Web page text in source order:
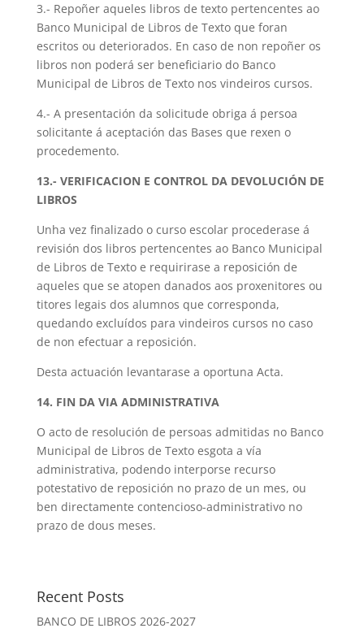
3.- Repoñer aqueles libros de texto pertencentes ao
Banco Municipal de Libros de Texto que foran
escritos ou deteriorados. En caso de non repoñer os
libros non poderá ser beneficiario do Banco
Municipal de Libros de Texto nos vindeiros cursos.
4.- A presentación da solicitude obriga á persoa
solicitante á aceptación das Bases que rexen o
procedemento.
13.- VERIFICACION E CONTROL DA DEVOLUCIÓN DE
LIBROS
Unha vez finalizado o curso escolar procederase á
revisión dos libros pertencentes ao Banco Municipal
de Libros de Texto e requirirase a reposición de
aqueles que se atopen danados aos proxenitores ou
titores legais dos alumnos que corresponda,
quedando excluídos para vindeiros cursos no caso
de non efectuar a reposición.
Desta actuación levantarase a oportuna Acta.
14. FIN DA VIA ADMINISTRATIVA
O acto de resolución de persoas admitidas no Banco
Municipal de Libros de Texto esgota a vía
administrativa, podendo interporse recurso
potestativo de reposición no prazo de un mes, ou
ben directamente contencioso-administrativo no
prazo de dous meses.
Recent Posts
BANCO DE LIBROS 2026-2027